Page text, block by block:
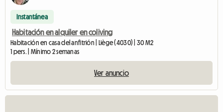
Instantánea
Habitación en alquiler en coliving
Habitación en casa del anfitrión | Liège (4030) | 30 M2
1 pers. | Mínimo 2 semanas
Ver anuncio